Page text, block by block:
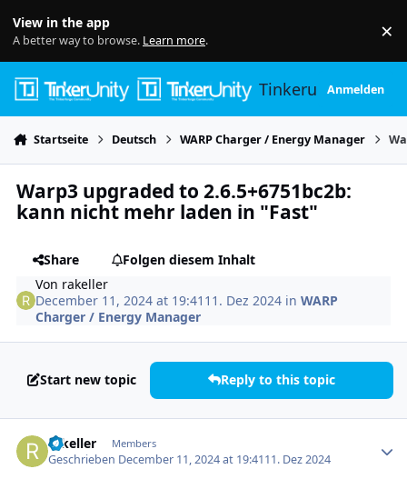
View in the app
A better way to browse. Learn more. ×
TinkerunityAnmelden
Startseite Deutsch WARP Charger / Energy Manager
Warp3 upgraded to 2.6.5+6751bc2b:
kann nicht mehr laden in "Fast"
Share
Folgen diesem Inhalt
Von rakeller
December 11, 2024 at 19:41 11. Dez 2024 inWARP
Charger / Energy Manager
Start new topic Reply to this topic
rakeller Members
Geschrieben December 11, 2024 at 19:4111. Dez 2024